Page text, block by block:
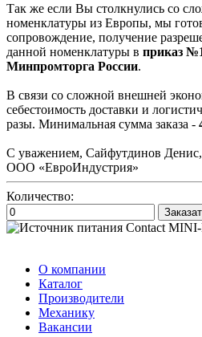
Так же если Вы столкнулись со
номенклатуры из Европы, мы
сопровождение, получение
данной номенклатуры в приказ
Минпромторга России.
В связи со сложной внешней
себестоимость доставки и
разы. Минимальная сумма заказа -
С уважением, Сайфутдинов
ООО «ЕвроИндустрия»
Количество:
О компании
Каталог
Производители
Механику
Вакансии